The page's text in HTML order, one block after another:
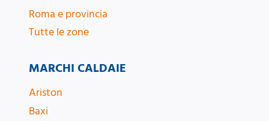
Roma e provincia
Tutte le zone
MARCHI CALDAIE
Ariston
Baxi